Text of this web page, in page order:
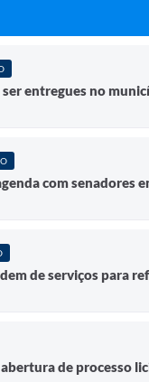
entregues no
com senadores
de serviços para
de processo